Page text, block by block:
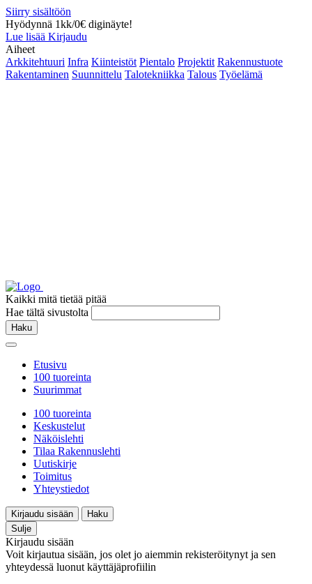
Siirry sisältöön
Hyödynnä 1kk/0€ diginäyte!
Lue lisää Kirjaudu
Aiheet
Arkkitehtuuri Infra Kiinteistöt Pientalo Projektit Rakennustuote
Rakentaminen Suunnittelu Talotekniikka Talous Työelämä
Kaikki mitä tietää pitää
Hae tältä sivustolta
Haku
Etusivu
100 tuoreinta
Suurimmat
100 tuoreinta
Keskustelut
Näköislehti
Tilaa Rakennuslehti
Uutiskirje
Toimitus
Yhteystiedot
Kirjaudu sisään
Haku
Sulje
Kirjaudu sisään
Voit kirjautua sisään, jos olet jo aiemmin rekisteröitynyt ja sen
yhteydessä luonut käyttäjäprofiilin